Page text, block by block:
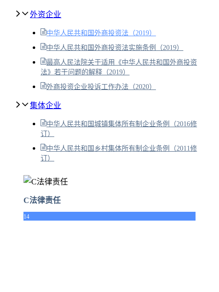
外资企业
中华人民共和国外商投资法（2019）
中华人民共和国外商投资法实施条例（2019）
最高人民法院关于适用《中华人民共和国外商投资
法》若干问题的解释（2019）
外商投资企业投诉工作办法（2020）
集体企业
中华人民共和国城镇集体所有制企业条例（2016修
订）
中华人民共和国乡村集体所有制企业条例（2011修
订）
C法律责任
14